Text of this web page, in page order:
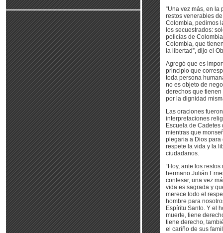
“Una vez más, en la
restos venerables
Colombia, pedimos
los secuestrados:
policías de
Colombia, que
la libertad”, dijo el
Agregó que es
principio que
toda persona
no es objeto de
derechos que
por la dignidad
Las oraciones
interpretaciones
Escuela de
mientras que
plegaria a Dios
respete la vida y la
ciudadanos.
“Hoy, ante los
hermano Julián
confesar, una vez
vida es sagrada y
merece todo el
hombre para
Espíritu Santo. Y el
muerte, tiene
tiene derecho,
el cariño de sus